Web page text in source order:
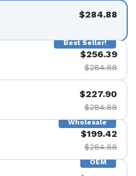
$284.88
Best Seller!
$256.39
$284.88
$227.90
$284.88
Wholesale
$199.42
$284.88
OEM